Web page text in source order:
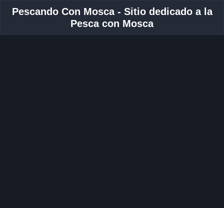
Pescando Con Mosca - Sitio dedicado a la
Pesca con Mosca